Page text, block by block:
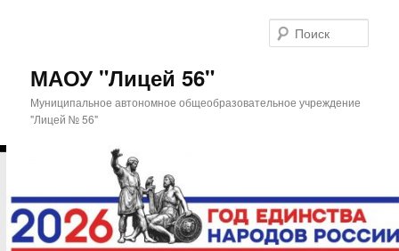
МАОУ "Лицей 56"
Муниципальное автономное общеобразовательное учреждение
"Лицей № 56"